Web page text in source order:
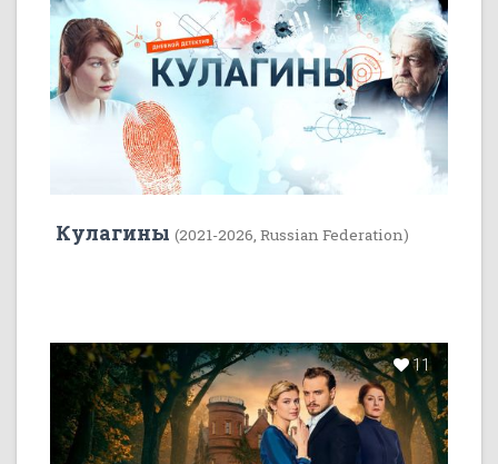
Кулагины (2021-2026, Russian Federation)
11